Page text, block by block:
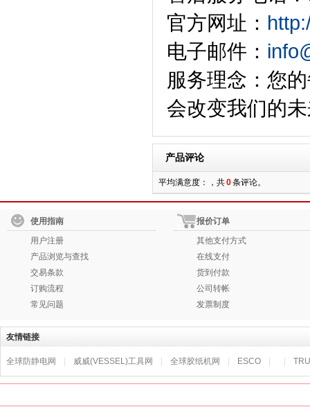
官方网址：
电子邮件：
服务理念：您
会改变我们的
产品评论
平均满意度：，共0条评论。
使用指南
用户注册
产品浏览与查找
交易条款
订购流程
常见问题
报价订单
其他支付方式
在线支付
货到付款
公司转帐
发票制度
友情链接
全球防静电网 威威(VESSEL)工具网 全球胶纸机网 ESCO